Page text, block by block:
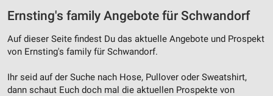
Ernsting's family Angebote für Schwandorf
Auf dieser Seite findest Du das aktuelle Angebote und Prospekt
von Ernsting's family für Schwandorf.
Ihr seid auf der Suche nach Hose, Pullover oder Sweatshirt,
dann schaut Euch doch mal die aktuellen Prospekte von